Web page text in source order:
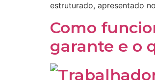
estruturado, apresentado
Como
garante e o